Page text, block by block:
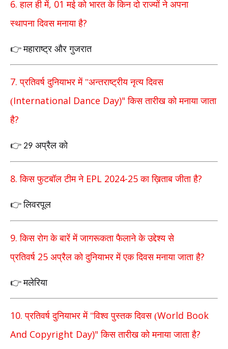
6.हाल ही में, 01 मई को भारत के किन दो राज्यों ने अपना
स्थापना दिवस मनाया है?
👉 महाराष्ट्र और गुजरात
7.प्रतिवर्ष दुनियाभर में "अन्तराष्ट्रीय नृत्य दिवस
(International Dance Day)"किस तारीख को मनाया जाता
है?
👉 29 अप्रैल को
8.किस फुटबॉल टीम ने EPL 2024-25 का ख़िताब जीता है?
👉 लिवरपूल
9.किस रोग के बारें में जागरूकता फैलाने के उद्देश्य से
प्रतिवर्ष 25 अप्रैल को दुनियाभर में एक दिवस मनाया जाता है?
👉 मलेरिया
10.प्रतिवर्ष दुनियाभर में "विश्व पुस्तक दिवस (World Book
And Copyright Day)"किस तारीख को मनाया जाता है?